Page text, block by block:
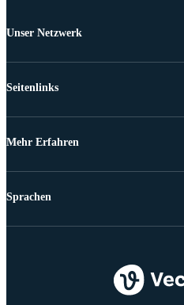
Unser Netzwerk
Seitenlinks
Mehr Erfahren
Sprachen